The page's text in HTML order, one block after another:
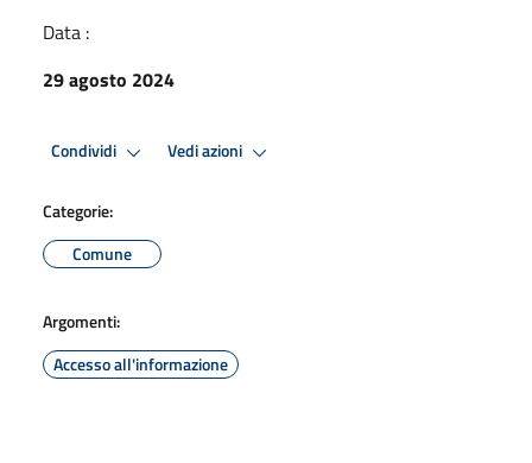
Data :
29 agosto 2024
Condividi Vedi azioni
Categorie:
Comune
Argomenti:
Accesso all'informazione